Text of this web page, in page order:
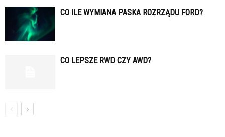
CO ILE WYMIANA PASKA ROZRZĄDU FORD?
CO LEPSZE RWD CZY AWD?